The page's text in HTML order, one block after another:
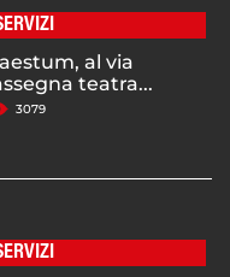
al via
teatra...
3079